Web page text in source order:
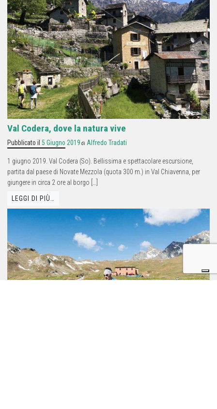
Val Codera, dove la natura vive
Pubblicato il 5 Giugno 2019 di Alfredo Tradati
1 giugno 2019. Val Codera (So). Bellissima e spettacolare escursione,
partita dal paese di Novate Mezzola (quota 300 m.) in Val Chiavenna, per
giungere in circa 2 ore al borgo […]
LEGGI DI PIÙ…